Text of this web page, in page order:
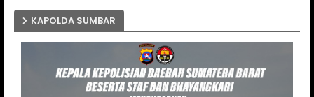
KAPOLDA SUMBAR